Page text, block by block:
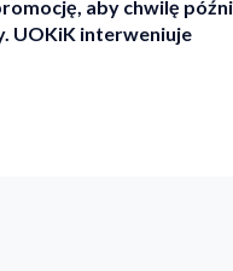
aby chwilę
UOKiK interweniuje